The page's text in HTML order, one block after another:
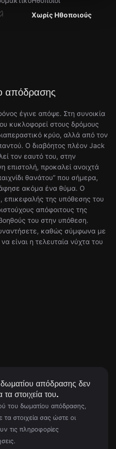
Χωρίς Ηθοποιούς
απόδρασης
έγινε απόψε. Στη συνοικία
κυκλοφορεί στους δρόμους
κρύο, αλλά από τον
Ο διαβόητος πλέον Jack
τον εαυτό του, στην
επιστολή, προκαλεί ανοιχτά
θανάτου” που σήμερα,
ακόμα ένα θύμα. Ο
επικεφαλής της υπόθεσης του
απόφοιτους της
του στην υπόθεση.
καθώς σύμφωνα με
είναι η τελευταία νύχτα του
δωματίου απόδρασης δεν
τα στοιχεία του.
του δωματίου απόδρασης,
στοιχεία σας ώστε οι
τις πληροφορίες